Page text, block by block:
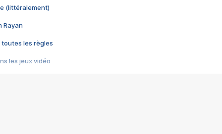
(littéralement)
Rayan
toutes les règles
les jeux vidéo